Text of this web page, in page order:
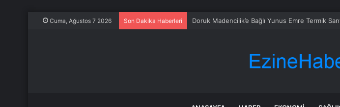
Cuma, Ağustos 7 2026 Son Dakika Haberleri